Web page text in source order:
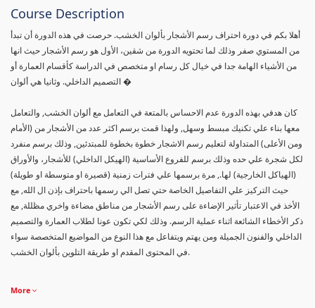
Course Description
أهلا بكم في دورة احتراف رسم الأشجار بألوان الخشب. حرصت في هذه الدورة أن تبدأ
من المستوي صفر وذلك لما تحتويه الدورة من شقين، الأول هو رسم الأشجار حيث انها
من الأشياء الهامة جدا في خيال كل رسام او متخصص في الدراسة كأقسام العمارة أو
التصميم الداخلي. وثانيا هي ألوان �
كان هدفي بهذه الدورة عدم الاحساس بالمتعة في التعامل مع ألوان الخشب, والتعامل
معها بناء علي تكنيك مبسط وسهل, ولهذا قمت برسم اكثر عدد من الأشجار من (الأمام
ومن الأعلى) المتداولة لتعليم رسم الاشجار خطوة بخطوة للمبتدئين, وذلك برسم منفرد
لكل شجرة علي حده وذلك برسم للفروع الأساسية (الهيكل الداخلي) للأشجار، والأوراق
(الهياكل الخارجية) لها., مرة برسمها علي فترات زمنية (قصيرة او متوسطة او طويلة)
حيث التركيز علي التفاصيل الخاصة حتي تصل الي رسمها باحتراف بإذن ال الله, مع
الأخذ في الاعتبار تأثير الإضاءة على رسم الأشجار من مناطق مضاءة واخري مظللة, مع
ذكر الأخطاء الشائعة اثناء عملية الرسم. وذلك لكي تكون عونا لطلاب العمارة والتصميم
الداخلي والفنون الجميلة ومن يهتم ويتفاعل مع هذا النوع من المواضيع المتخصصة سواء
في المحتوى المقدم او طريقة التلوين بألوان الخشب.
More